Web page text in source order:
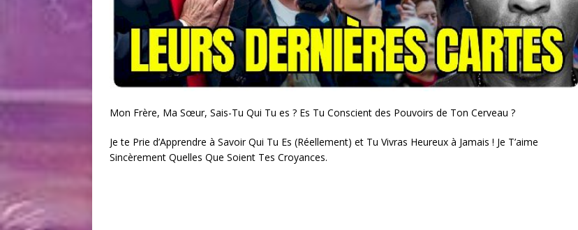
Mon Frère, Ma Sœur, Sais-Tu Qui Tu es ? Es Tu Conscient des Pouvoirs de Ton Cerveau ?
Je te Prie d’Apprendre à Savoir Qui Tu Es (Réellement) et Tu Vivras Heureux à Jamais ! Je T’aime
Sincèrement Quelles Que Soient Tes Croyances.